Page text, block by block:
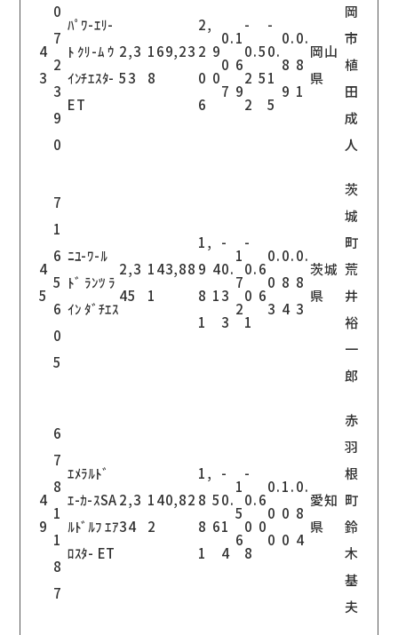
4
3
0
7
2
3
9
0
ﾊﾟﾜ-ｴﾘ-
ﾄ ｸﾘ-ﾑ ｳ
ｲﾝﾁｴｽﾀ-
ET
2,3
53
169,23
8
2,
2
0
6
9
0
0.
0
7
1
6
9
-
0.
2
2
5
5
-
0.
1
5
0.
8
9
0.
8
1
岡山
県
岡
市
植
田
成
人
4
5
7
1
6
5
6
0
5
ﾆﾕ-ﾜ-ﾙ
ﾄﾞ ﾗﾝﾂ ﾗ
ｲﾝ ﾀﾞﾁｴｽ
2,3
45
143,88
1
1,
9
8
1
4
1
-
0.
3
3
1
7
2
-
0.
0
1
6
6
0.
0
3
0.
8
4
0.
8
3
茨城
県
茨
城
町
荒
井
裕
一
郎
4
9
6
7
8
1
1
8
7
ｴﾒﾗﾙﾄﾞ
ｴ-ｶ-ｽSA
ﾙﾄﾞﾙﾌ ｴｱ
ﾛｽﾀ- ET
2,3
34
140,82
2
1,
8
8
1
5
6
-
0.
1
4
1
5
6
-
0.
0
8
6
0
0.
0
0
1.
0
0
0.
8
4
愛知
県
赤
羽
根
町
鈴
木
基
夫